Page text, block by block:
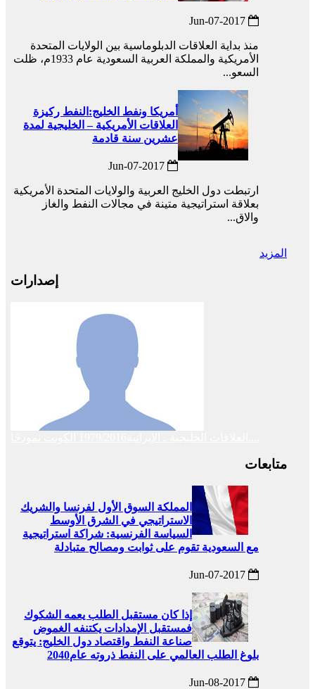
منذ بداية العلاقات الدبلوماسية بين الولايات المتحدة
الأمريكية والمملكة العربية السعودية عام 1933م، ظلت
السعو...
أمريكا ونفط الخليج:النفط ركيزة
العلاقات الأمريكية – الخليجية لمدة
عشرين سنة قادمة
ارتبطت دول الخليج العربية والولايات المتحدة الأمريكية
بعلاقة استراتيجية متينة في مجالات النفط والغاز
والاق...
المزيد
إصدارات
متابعات
المملكة السوق الأول لفرنسا والشريك
الاستراتيجي في الشرق الأوسط
السياسة الفرنسية: شراكة استراتيجية
مع السعودية تقوم على ثوابت ومصالح متبادلة
إذا كان مستقبل الطلب يعمه الشكوك
فمستقبل الإمدادات يكتنفه الغموض
صناعة النفط واقتصاد دول الخليج: يتوقع
بلوغ الطلب العالمي على النفط ذروته عام2040